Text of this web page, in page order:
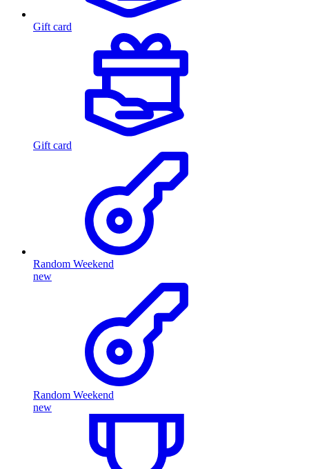
Gift card
Gift card
Random Weekend
new
Random Weekend
new